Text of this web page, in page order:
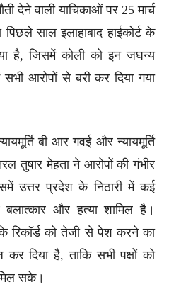
देने वाली याचिकाओं पर 25 मार्च
साल इलाहाबाद हाईकोर्ट के
है, जिसमें कोली को इन जघन्य
आरोपों से बरी कर दिया गया
बी आर गवई और न्यायमूर्ति
तुषार मेहता ने आरोपों की गंभीर
उत्तर प्रदेश के निठारी में कई
और हत्या शामिल है।
रिकॉर्ड को तेजी से पेश करने का
दिया है, ताकि सभी पक्षों को
सके।